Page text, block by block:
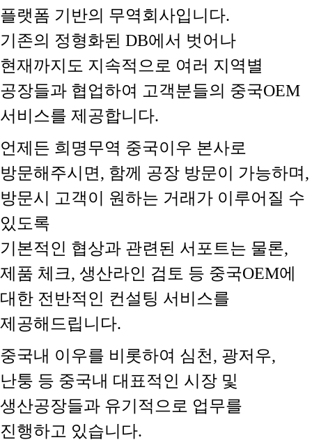
플랫폼 기반의 무역회사입니다.
기존의 정형화된 DB에서 벗어나
현재까지도 지속적으로 여러 지역별
공장들과 협업하여 고객분들의 중국OEM
서비스를 제공합니다.
언제든 희명무역 중국이우 본사로
방문해주시면, 함께 공장 방문이 가능하며,
방문시 고객이 원하는 거래가 이루어질 수
있도록
기본적인 협상과 관련된 서포트는 물론,
제품 체크, 생산라인 검토 등 중국OEM에
대한 전반적인 컨설팅 서비스를
제공해드립니다.
중국내 이우를 비롯하여 심천, 광저우,
난퉁 등 중국내 대표적인 시장 및
생산공장들과 유기적으로 업무를
진행하고 있습니다.